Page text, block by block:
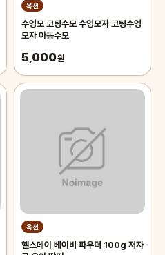
옥션
수영모 코팅수모 수영모자 코팅수영
모자 아동수모
5,000원
옥션
헬스데이 베이비 파우더 100g 저자